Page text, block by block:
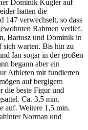
Dominik Kugler auf
hatten die
147 verwechselt, so dass
Rahmen verlief.
Bartosz und Dominik in
sich warten. Bis hin zu
Ian sogar in der großen
begann aber ein
Athleten mit fundierten
auf bergigem
die beste Figur und
Ca. 3,5 min.
auf. Weitere 1,5 min.
Norman und